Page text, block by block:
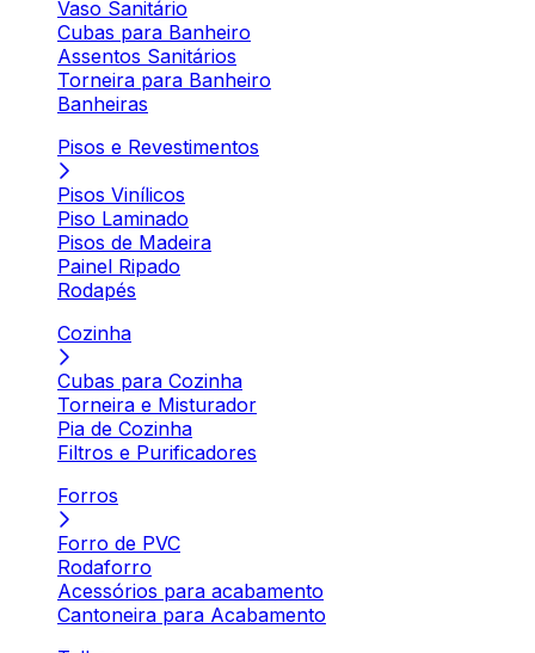
Vaso Sanitário
Cubas para Banheiro
Assentos Sanitários
Torneira para Banheiro
Banheiras
Pisos e Revestimentos
Pisos Vinílicos
Piso Laminado
Pisos de Madeira
Painel Ripado
Rodapés
Cozinha
Cubas para Cozinha
Torneira e Misturador
Pia de Cozinha
Filtros e Purificadores
Forros
Forro de PVC
Rodaforro
Acessórios para acabamento
Cantoneira para Acabamento